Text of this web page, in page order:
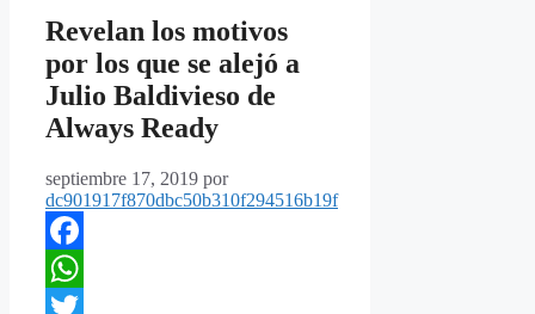
Revelan los motivos
por los que se alejó a
Julio Baldivieso de
Always Ready
septiembre 17, 2019 por
dc901917f870dbc50b310f294516b19f
Facebook
WhatsApp